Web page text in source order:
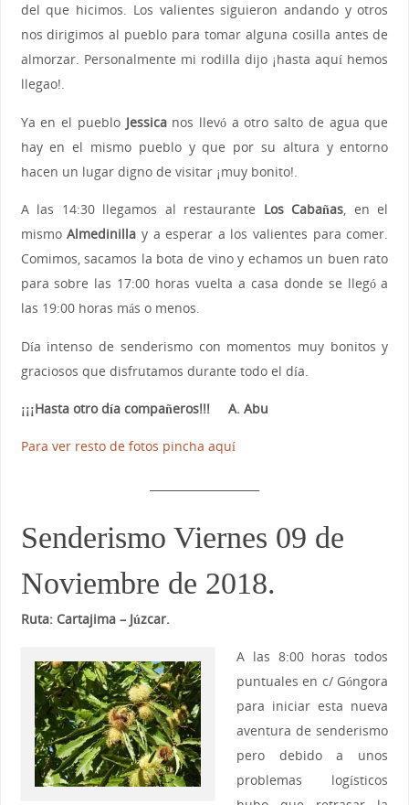
del que hicimos. Los valientes siguieron andando y otros
nos dirigimos al pueblo para tomar alguna cosilla antes de
almorzar. Personalmente mi rodilla dijo ¡hasta aquí hemos
llegao!.
Ya en el pueblo Jessicanos llevó a otro salto de agua que
hay en el mismo pueblo y que por su altura y entorno
hacen un lugar digno de visitar ¡muy bonito!.
A las 14:30 llegamos al restaurante Los Cabañas, en el
mismoAlmedinilla y a esperar a los valientes para comer.
Comimos, sacamos la bota de vino y echamos un buen rato
para sobre las 17:00 horas vuelta a casa donde se llegó a
las 19:00 horas más o menos.
Día intenso de senderismo con momentos muy bonitos y
graciosos que disfrutamos durante todo el día.
¡¡¡Hasta otro día compañeros!!! A. Abu
Para ver resto de fotos pincha aquí
Senderismo Viernes 09 de
Noviembre de 2018.
Ruta: Cartajima – Júzcar.
A las 8:00 horas todos
puntuales en c/ Góngora
para iniciar esta nueva
aventura de senderismo
pero debido a unos
problemas logísticos